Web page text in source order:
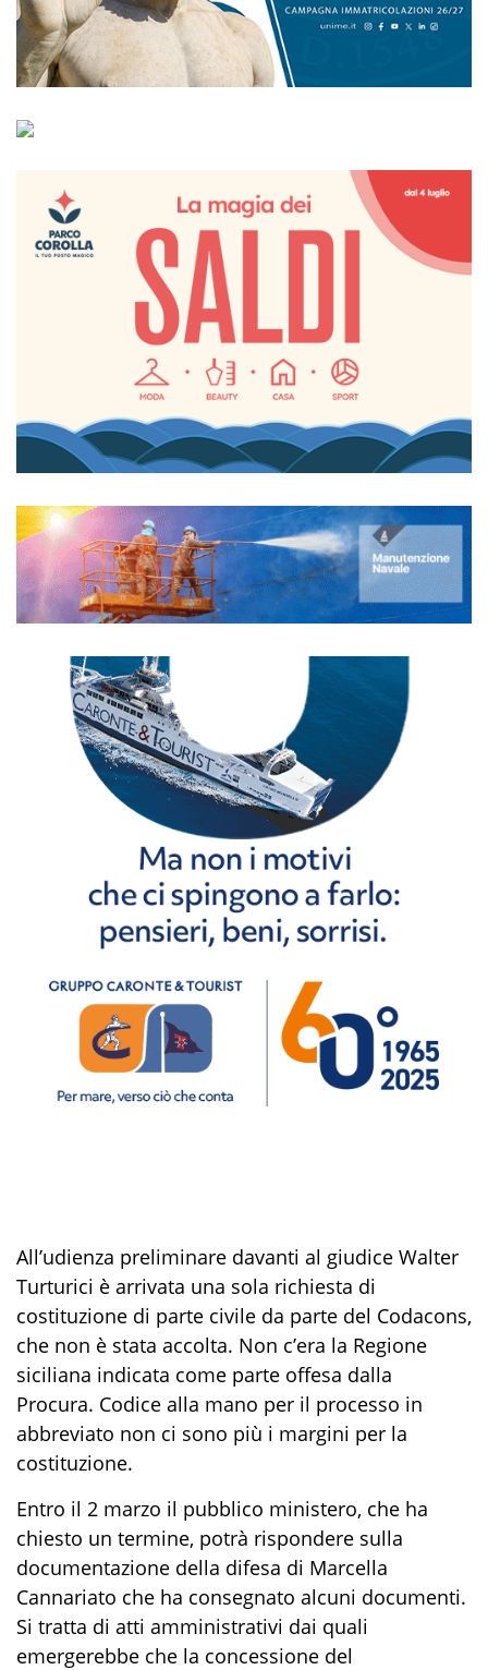
All’udienza preliminare davanti al giudice Walter
Turturici è arrivata una sola richiesta di
costituzione di parte civile da parte del Codacons,
che non è stata accolta. Non c’era la Regione
siciliana indicata come parte offesa dalla
Procura. Codice alla mano per il processo in
abbreviato non ci sono più i margini per la
costituzione.
Entro il 2 marzo il pubblico ministero, che ha
chiesto un termine, potrà rispondere sulla
documentazione della difesa di Marcella
Cannariato che ha consegnato alcuni documenti.
Si tratta di atti amministrativi dai quali
emergerebbe che la concessione del